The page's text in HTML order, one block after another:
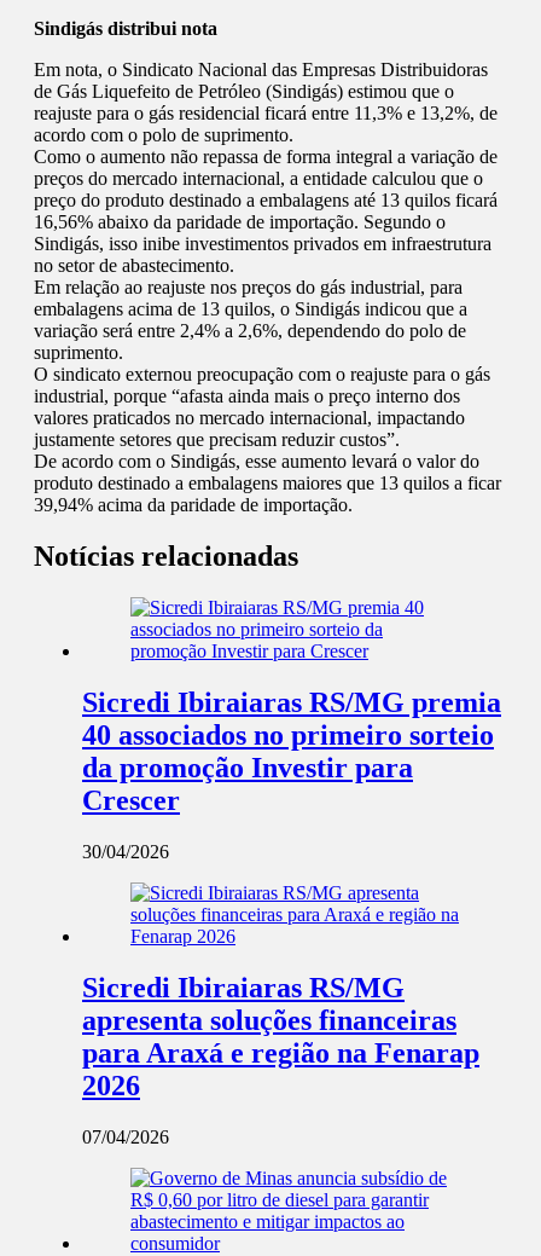
Sindigás distribui nota
Em nota, o Sindicato Nacional das Empresas Distribuidoras
de Gás Liquefeito de Petróleo (Sindigás) estimou que o
reajuste para o gás residencial ficará entre 11,3% e 13,2%, de
acordo com o polo de suprimento.
Como o aumento não repassa de forma integral a variação de
preços do mercado internacional, a entidade calculou que o
preço do produto destinado a embalagens até 13 quilos ficará
16,56% abaixo da paridade de importação. Segundo o
Sindigás, isso inibe investimentos privados em infraestrutura
no setor de abastecimento.
Em relação ao reajuste nos preços do gás industrial, para
embalagens acima de 13 quilos, o Sindigás indicou que a
variação será entre 2,4% a 2,6%, dependendo do polo de
suprimento.
O sindicato externou preocupação com o reajuste para o gás
industrial, porque “afasta ainda mais o preço interno dos
valores praticados no mercado internacional, impactando
justamente setores que precisam reduzir custos”.
De acordo com o Sindigás, esse aumento levará o valor do
produto destinado a embalagens maiores que 13 quilos a ficar
39,94% acima da paridade de importação.
Notícias relacionadas
Sicredi Ibiraiaras RS/MG premia
40 associados no primeiro sorteio
da promoção Investir para
Crescer
30/04/2026
Sicredi Ibiraiaras RS/MG
apresenta soluções financeiras
para Araxá e região na Fenarap
2026
07/04/2026